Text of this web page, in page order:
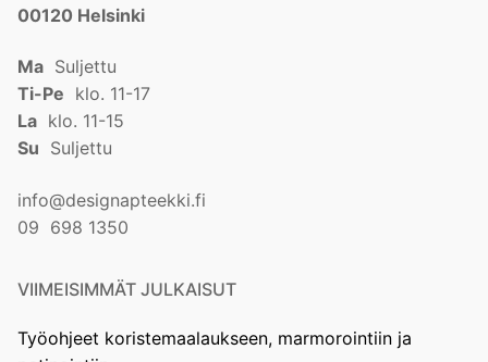
00120 Helsinki
Ma Suljettu
Ti-Pe klo. 11-17
La klo. 11-15
Su Suljettu
info@designapteekki.fi
09 698 1350
VIIMEISIMMÄT JULKAISUT
Työohjeet koristemaalaukseen, marmorointiin ja